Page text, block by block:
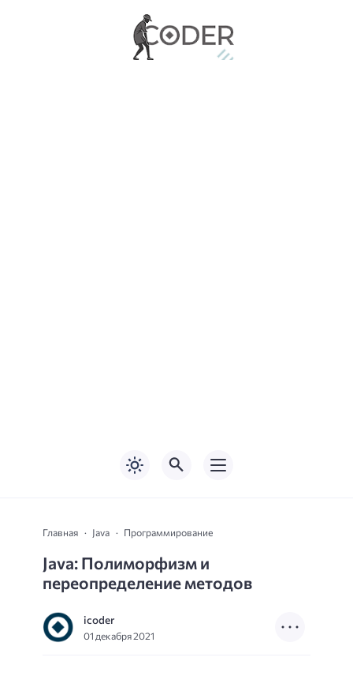
Главная Java Программирование
Java: Полиморфизм и
переопределение методов
icoder
01 декабря 2021